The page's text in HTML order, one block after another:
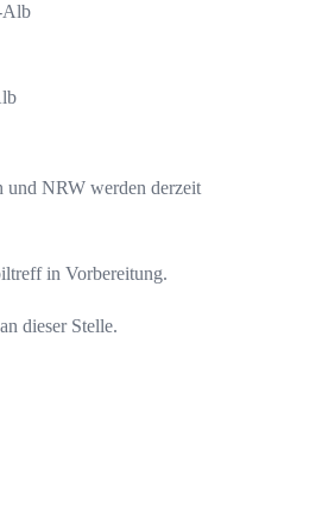
Alb
NRW werden derzeit
in Vorbereitung.
dieser Stelle.